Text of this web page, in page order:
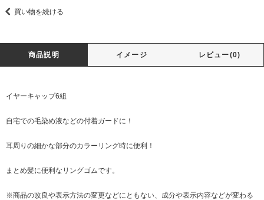
買い物を続ける
商品説明 イメージ レビュー(0)
イヤーキャップ6組
自宅での毛染め液などの付着ガードに！
耳周りの細かな部分のカラーリング時に便利！
まとめ髪に便利なリングゴムです。
※商品の改良や表示方法の変更などにともない、成分や表示内容などが変わる